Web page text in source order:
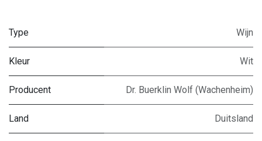
Type Wijn
Kleur Wit
Producent Dr. Buerklin Wolf (Wachenheim)
Land Duitsland